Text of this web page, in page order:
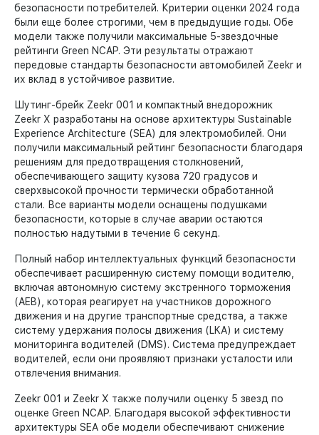
безопасности потребителей. Критерии оценки 2024 года
были еще более строгими, чем в предыдущие годы. Обе
модели также получили максимальные 5-звездочные
рейтинги Green NCAP. Эти результаты отражают
передовые стандарты безопасности автомобилей Zeekr и
их вклад в устойчивое развитие.
Шутинг-брейк Zeekr 001 и компактный внедорожник
Zeekr X разработаны на основе архитектуры Sustainable
Experience Architecture (SEA) для электромобилей. Они
получили максимальный рейтинг безопасности благодаря
решениям для предотвращения столкновений,
обеспечивающего защиту кузова 720 градусов и
сверхвысокой прочности термически обработанной
стали. Все варианты модели оснащены подушками
безопасности, которые в случае аварии остаются
полностью надутыми в течение 6 секунд.
Полный набор интеллектуальных функций безопасности
обеспечивает расширенную систему помощи водителю,
включая автономную систему экстренного торможения
(AEB), которая реагирует на участников дорожного
движения и на другие транспортные средства, а также
систему удержания полосы движения (LKA) и систему
мониторинга водителей (DMS). Система предупреждает
водителей, если они проявляют признаки усталости или
отвлечения внимания.
Zeekr 001 и Zeekr X также получили оценку 5 звезд по
оценке Green NCAP. Благодаря высокой эффективности
архитектуры SEA обе модели обеспечивают снижение